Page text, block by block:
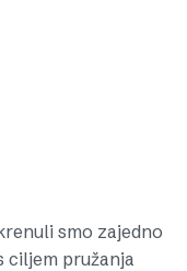
smo zajedno
ciljem pružanja